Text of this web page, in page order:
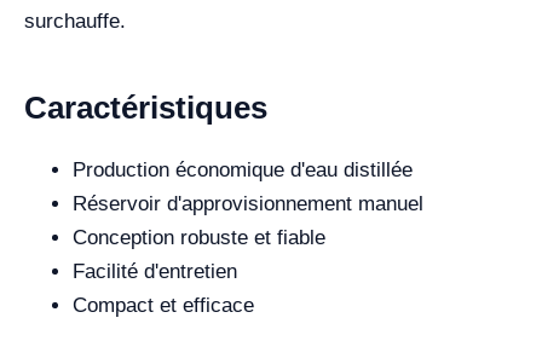
surchauffe.
Caractéristiques
Production économique d'eau distillée
Réservoir d'approvisionnement manuel
Conception robuste et fiable
Facilité d'entretien
Compact et efficace